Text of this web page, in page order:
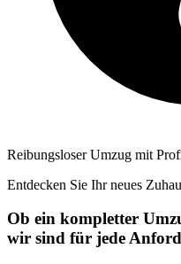
Reibungsloser Umzug mit
Entdecken Sie Ihr neues
Ob ein kompletter
wir sind für jede